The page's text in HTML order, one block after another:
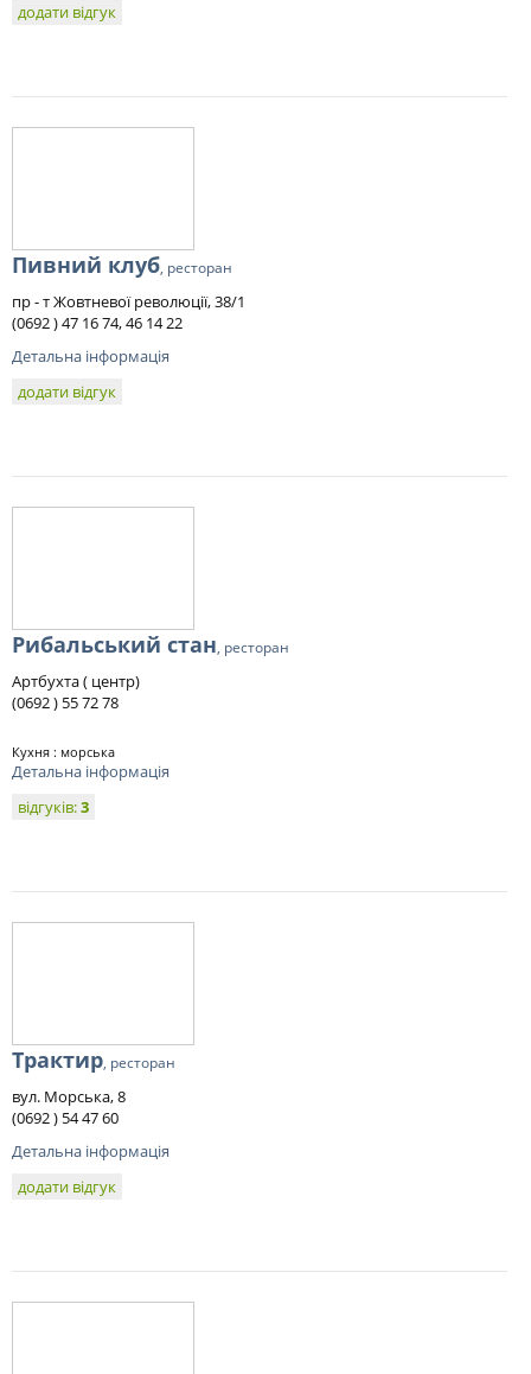
додати відгук
Пивний клуб, ресторан
пр - т Жовтневої революції, 38/1
(0692 ) 47 16 74, 46 14 22
Детальна інформація
додати відгук
Рибальський стан, ресторан
Артбухта ( центр)
(0692 ) 55 72 78
Кухня : морська
Детальна інформація
відгуків:3
Трактир, ресторан
вул. Морська, 8
(0692 ) 54 47 60
Детальна інформація
додати відгук